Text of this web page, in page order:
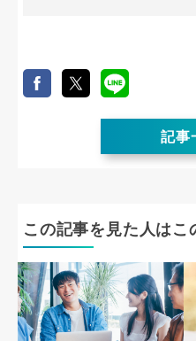
記事
この記事を見た人はこ